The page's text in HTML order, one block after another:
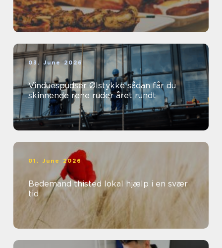
03. June 2026
Vinduespudser Ølstykke sådan får du
skinnende rene ruder året rundt
01. June 2026
Bedemand thisted lokal hjælp i en svær
tid